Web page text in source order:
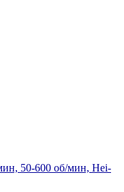
50-600 об/мин, Hei-